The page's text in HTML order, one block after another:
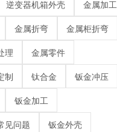
逆变器机箱外壳 金属加工
金属折弯 金属柜折弯
理 金属零件
制 钛合金 钣金冲压
钣金加工
见问题 钣金外壳